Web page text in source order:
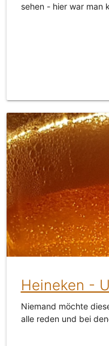
sehen - hier war man
Heineken -
Niemand möchte
alle reden und bei